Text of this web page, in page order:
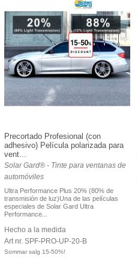
Precortado Profesional (con
adhesivo) Película polarizada para
vent...
Solar Gard® - Tinte para ventanas de
automóviles
Ultra Performance Plus 20% (80% de
transmisión de luz)Una de las películas
especiales de Solar Gard Ultra
Performance...
Hecho a la medida
Art nr. SPF-PRO-UP-20-B
Sommar salg 15-50%!